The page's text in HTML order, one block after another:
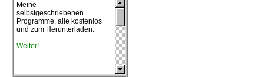
Meine
selbstgeschriebenen
Programme, alle kostenlos
und zum Herunterladen.
Weiter!